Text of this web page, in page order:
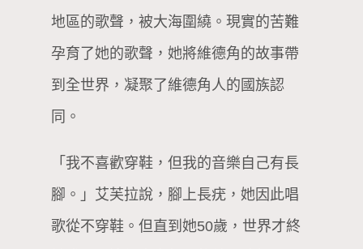
地區的歌聲，被大海圍繞。現實的苦難
孕育了她的歌聲，她將維德角的故事帶
到全世界，凝聚了維德角人的國族認
同。
「我不喜歡穿鞋，但我的音樂自己有長
腳。」艾芙拉說，腳上長疣，她因此唱
歌從不穿鞋。但直到她50歲，世界才終